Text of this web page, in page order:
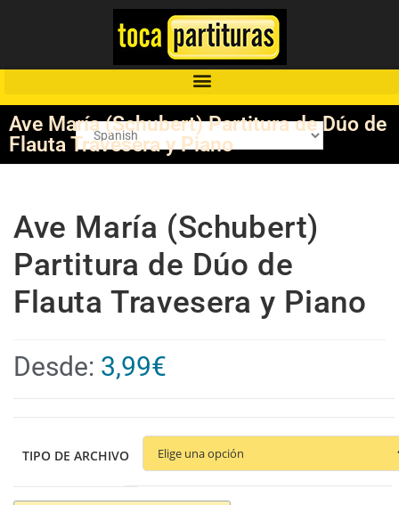
Ave María (Schubert) Partitura de Dúo de
Flauta Travesera y Piano
Ave María (Schubert)
Partitura de Dúo de
Flauta Travesera y Piano
Desde: 3,99€
TIPO DE ARCHIVO